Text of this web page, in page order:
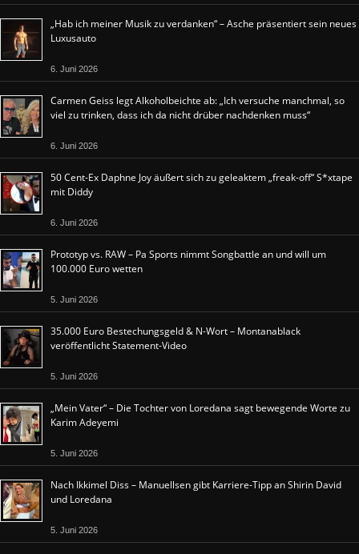
„Hab ich meiner Musik zu verdanken“ – Asche präsentiert sein neues
Luxusauto
6. Juni 2026
Carmen Geiss legt Alkoholbeichte ab: „Ich versuche manchmal, so
viel zu trinken, dass ich da nicht drüber nachdenken muss“
6. Juni 2026
50 Cent-Ex Daphne Joy äußert sich zu geleaktem „freak-off“ S*xtape
mit Diddy
6. Juni 2026
Prototyp vs. RAW – Pa Sports nimmt Songbattle an und will um
100.000 Euro wetten
5. Juni 2026
35.000 Euro Bestechungsgeld & N-Wort – Montanablack
veröffentlicht Statement-Video
5. Juni 2026
„Mein Vater“ – Die Tochter von Loredana sagt bewegende Worte zu
Karim Adeyemi
5. Juni 2026
Nach Ikkimel Diss – Manuellsen gibt Karriere-Tipp an Shirin David
und Loredana
5. Juni 2026